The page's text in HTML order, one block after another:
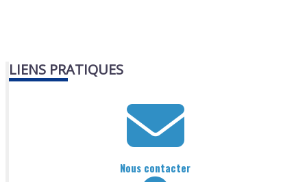
LIENS PRATIQUES
Nous contacter